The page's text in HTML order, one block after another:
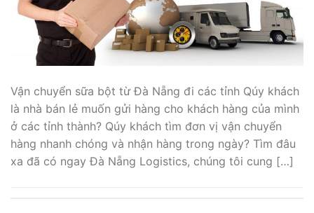
Vận chuyển sữa bột từ Đà Nẵng đi các tỉnh Qúy khách
là nhà bán lẻ muốn gửi hàng cho khách hàng của mình
ở các tỉnh thành? Qúy khách tìm đơn vị vận chuyển
hàng nhanh chóng và nhận hàng trong ngày? Tìm đâu
xa đã có ngay Đà Nẵng Logistics, chúng tôi cung […]